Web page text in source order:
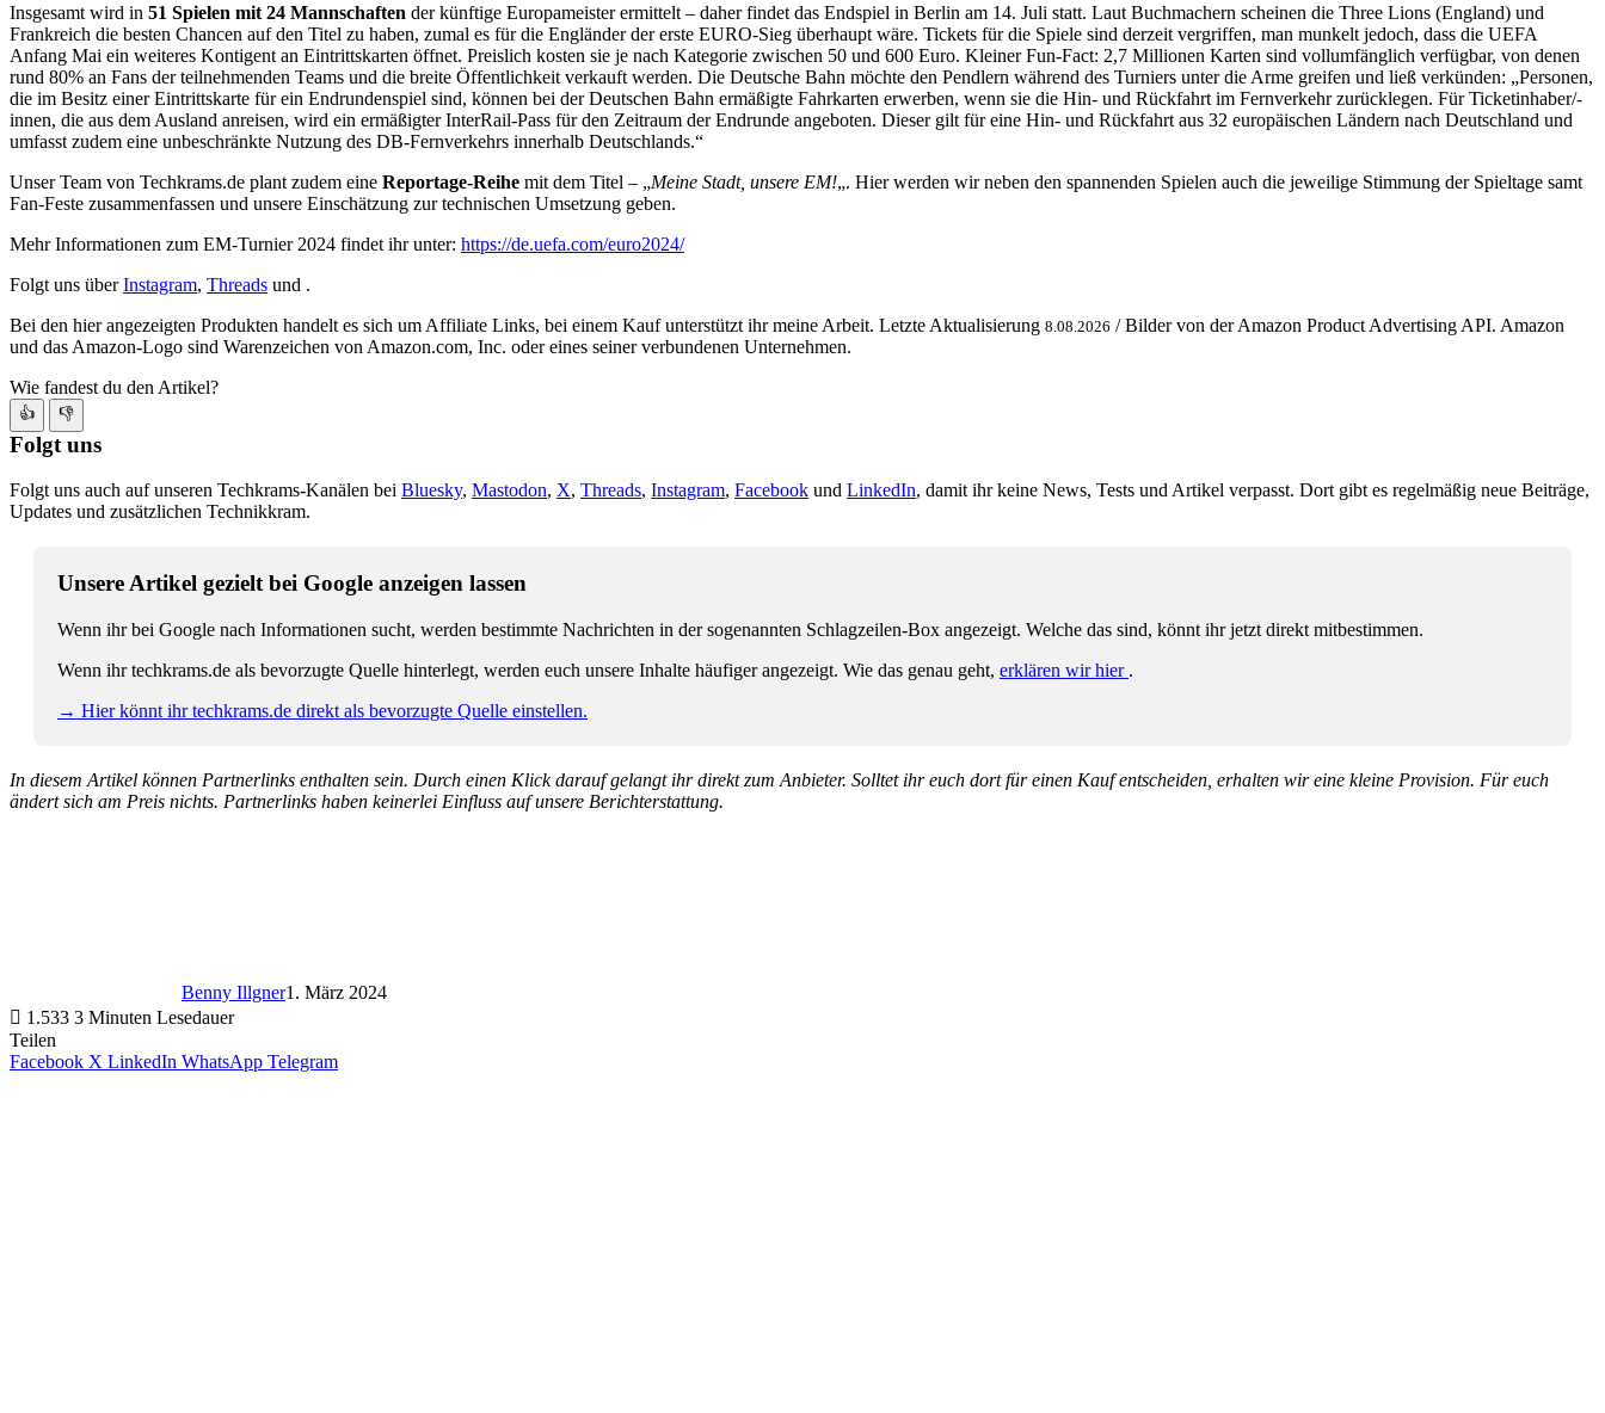
Insgesamt wird in 51 Spielen mit 24 Mannschaften der künftige Europameister ermittelt – daher findet das Endspiel in Berlin am 14. Juli statt. Laut Buchmachern scheinen die Three Lions (England) und
Frankreich die besten Chancen auf den Titel zu haben, zumal es für die Engländer der erste EURO-Sieg überhaupt wäre. Tickets für die Spiele sind derzeit vergriffen, man munkelt jedoch, dass die UEFA
Anfang Mai ein weiteres Kontigent an Eintrittskarten öffnet. Preislich kosten sie je nach Kategorie zwischen 50 und 600 Euro. Kleiner Fun-Fact: 2,7 Millionen Karten sind vollumfänglich verfügbar, von denen
rund 80% an Fans der teilnehmenden Teams und die breite Öffentlichkeit verkauft werden. Die Deutsche Bahn möchte den Pendlern während des Turniers unter die Arme greifen und ließ verkünden: „Personen,
die im Besitz einer Eintrittskarte für ein Endrundenspiel sind, können bei der Deutschen Bahn ermäßigte Fahrkarten erwerben, wenn sie die Hin- und Rückfahrt im Fernverkehr zurücklegen. Für Ticketinhaber/-
innen, die aus dem Ausland anreisen, wird ein ermäßigter InterRail-Pass für den Zeitraum der Endrunde angeboten. Dieser gilt für eine Hin- und Rückfahrt aus 32 europäischen Ländern nach Deutschland und
umfasst zudem eine unbeschränkte Nutzung des DB-Fernverkehrs innerhalb Deutschlands.“
Unser Team von Techkrams.de plant zudem eine Reportage-Reihe mit dem Titel – „Meine Stadt, unsere EM!„. Hier werden wir neben den spannenden Spielen auch die jeweilige Stimmung der Spieltage samt
Fan-Feste zusammenfassen und unsere Einschätzung zur technischen Umsetzung geben.
Mehr Informationen zum EM-Turnier 2024 findet ihr unter: https://de.uefa.com/euro2024/
Folgt uns überInstagram, Threads und .
Bei den hier angezeigten Produkten handelt es sich um Affiliate Links, bei einem Kauf unterstützt ihr meine Arbeit. Letzte Aktualisierung 8.08.2026 / Bilder von der Amazon Product Advertising API. Amazon
und das Amazon-Logo sind Warenzeichen von Amazon.com, Inc. oder eines seiner verbundenen Unternehmen.
Wie fandest du den Artikel?
👍 👎
Folgt uns
Folgt uns auch auf unseren Techkrams-Kanälen bei Bluesky, Mastodon, X, Threads, Instagram, Facebook und LinkedIn, damit ihr keine News, Tests und Artikel verpasst. Dort gibt es regelmäßig neue Beiträge,
Updates und zusätzlichen Technikkram.
Unsere Artikel gezielt bei Google anzeigen lassen
Wenn ihr bei Google nach Informationen sucht, werden bestimmte Nachrichten in der sogenannten Schlagzeilen-Box angezeigt. Welche das sind, könnt ihr jetzt direkt mitbestimmen.
Wenn ihr techkrams.de als bevorzugte Quelle hinterlegt, werden euch unsere Inhalte häufiger angezeigt. Wie das genau geht, erklären wir hier .
→ Hier könnt ihr techkrams.de direkt als bevorzugte Quelle einstellen.
In diesem Artikel können Partnerlinks enthalten sein. Durch einen Klick darauf gelangt ihr direkt zum Anbieter. Solltet ihr euch dort für einen Kauf entscheiden, erhalten wir eine kleine Provision. Für euch
ändert sich am Preis nichts. Partnerlinks haben keinerlei Einfluss auf unsere Berichterstattung.
Benny Illgner1. März 2024
1.533 3 Minuten Lesedauer
Teilen
Facebook X LinkedIn WhatsApp Telegram